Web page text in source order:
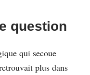
question
qui secoue
plus dans